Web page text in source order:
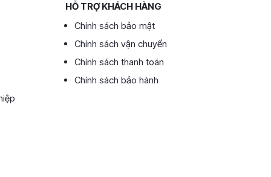
HỖ TRỢ KHÁCH HÀNG
Chính sách bảo mật
Chính sách vận chuyển
Chính sách thanh toán
Chính sách bảo hành